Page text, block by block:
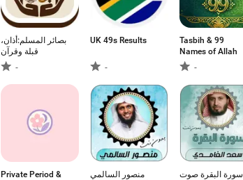
بصائر المسلم:أذان،
قبلة وقرآن
-
UK 49s Results
-
Tasbih & 99
Names of Allah
-
Private Period &
منصور السالمي
سورة البقرة صوت